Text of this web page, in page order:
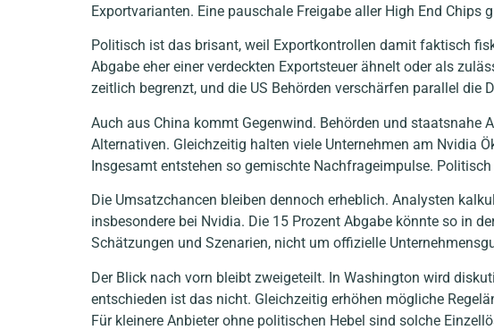
Exportvarianten. Eine pauschale Freigabe aller High End
Politisch ist das brisant, weil Exportkontrollen damit faktisch
Abgabe eher einer verdeckten Exportsteuer ähnelt oder als
zeitlich begrenzt, und die US Behörden verschärfen parallel die
Auch aus China kommt Gegenwind. Behörden und staatsnahe
Alternativen. Gleichzeitig halten viele Unternehmen am Nvidia
Insgesamt entstehen so gemischte Nachfrageimpulse.
Die Umsatzchancen bleiben dennoch erheblich. Analysten
insbesondere bei Nvidia. Die 15 Prozent Abgabe könnte so in
Schätzungen und Szenarien, nicht um offizielle
Der Blick nach vorn bleibt zweigeteilt. In Washington wird
entschieden ist das nicht. Gleichzeitig erhöhen mögliche
Für kleinere Anbieter ohne politischen Hebel sind solche